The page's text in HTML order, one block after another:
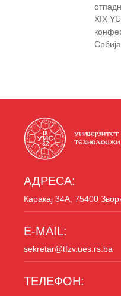
XIX
Србија.
АДРЕСА:
Каракај 34A, 75400
E-MAIL:
sekretar@tfzv.ues.rs.ba
ТЕЛЕФОН: